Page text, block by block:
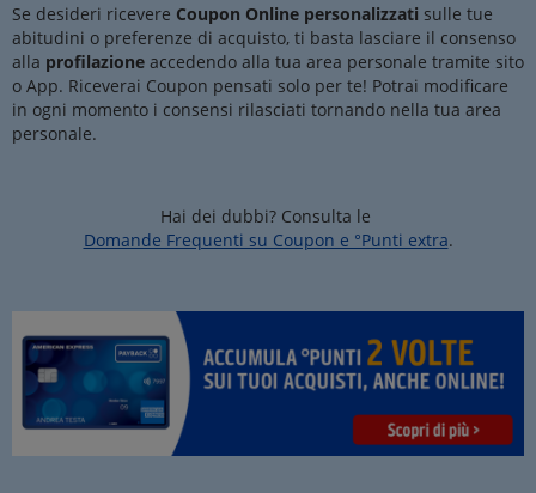
Se desideri ricevere Coupon Online personalizzati sulle tue
abitudini o preferenze di acquisto, ti basta lasciare il consenso
alla profilazione accedendo alla tua area personale tramite sito
o App. Riceverai Coupon pensati solo per te! Potrai modificare
in ogni momento i consensi rilasciati tornando nella tua area
personale.
Hai dei dubbi? Consulta le
Domande Frequenti su Coupon e °Punti extra.